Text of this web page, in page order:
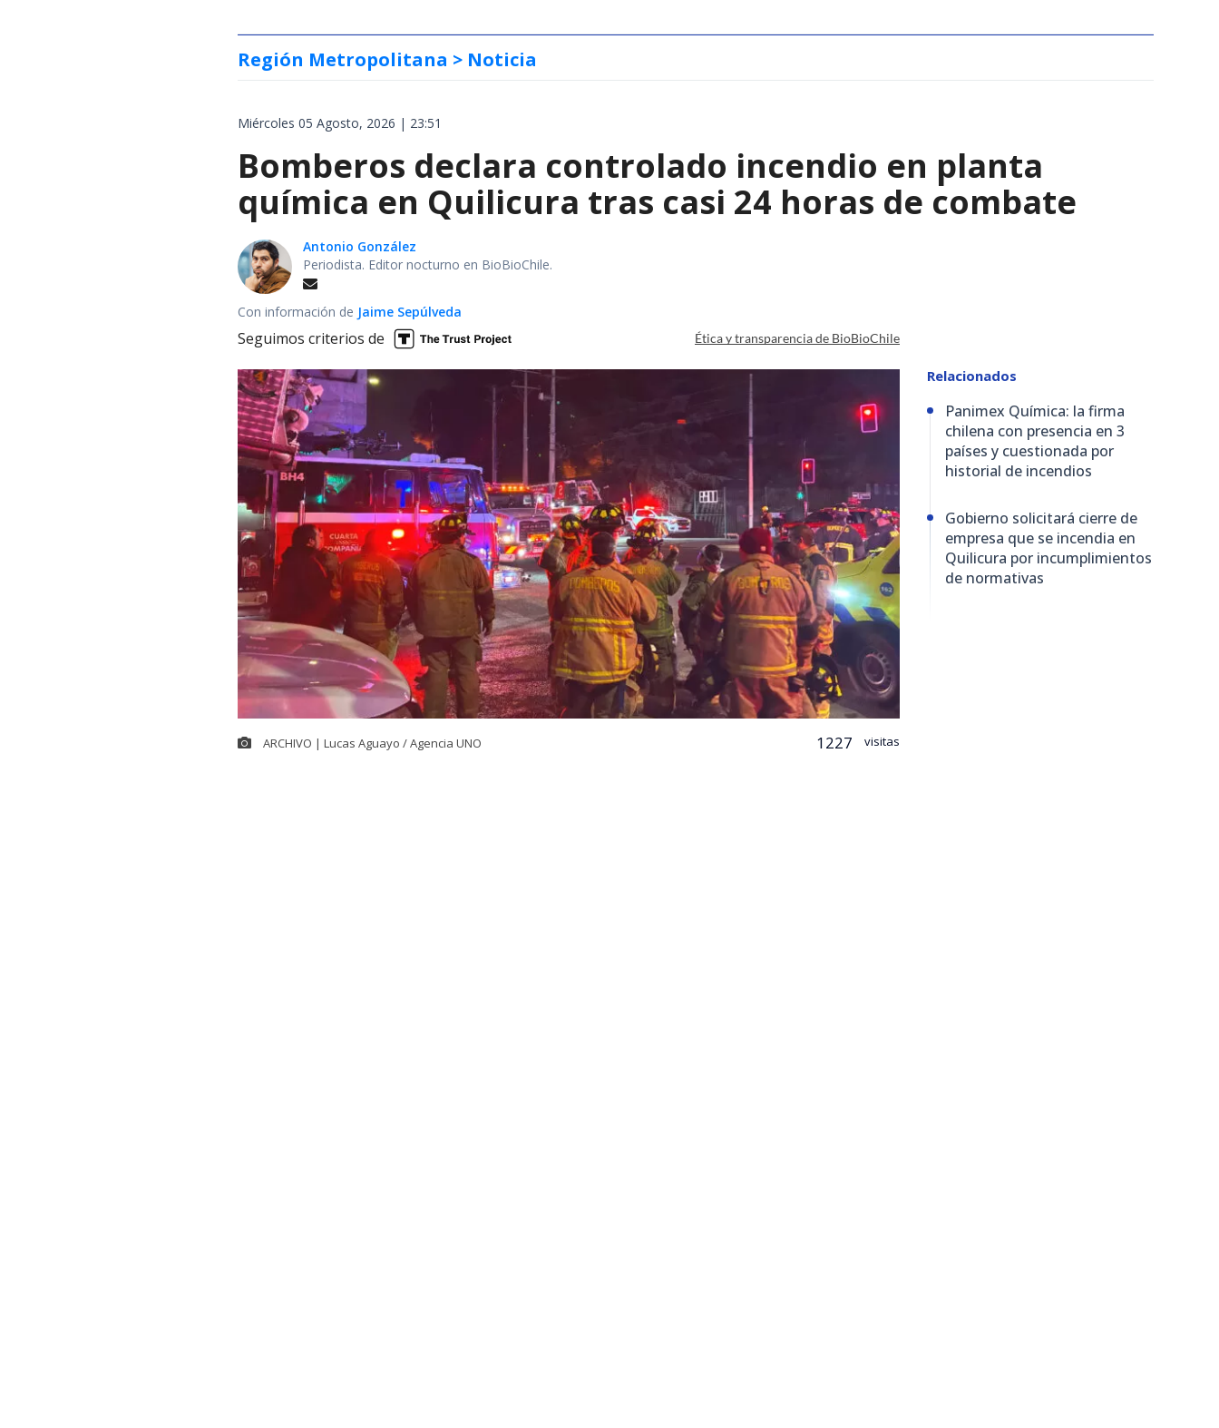
Región Metropolitana > Noticia
Miércoles 05 Agosto, 2026 | 23:51
Bomberos declara controlado incendio en planta
química en Quilicura tras casi 24 horas de combate
Antonio González
Periodista. Editor nocturno en BioBioChile.
Con información de Jaime Sepúlveda
Seguimos criterios de Ética y transparencia de BioBioChile
ARCHIVO | Lucas Aguayo / Agencia UNO 1227 visitas
Relacionados
Panimex Química: la firma
chilena con presencia en 3
países y cuestionada por
historial de incendios
Gobierno solicitará cierre de
empresa que se incendia en
Quilicura por incumplimientos
de normativas